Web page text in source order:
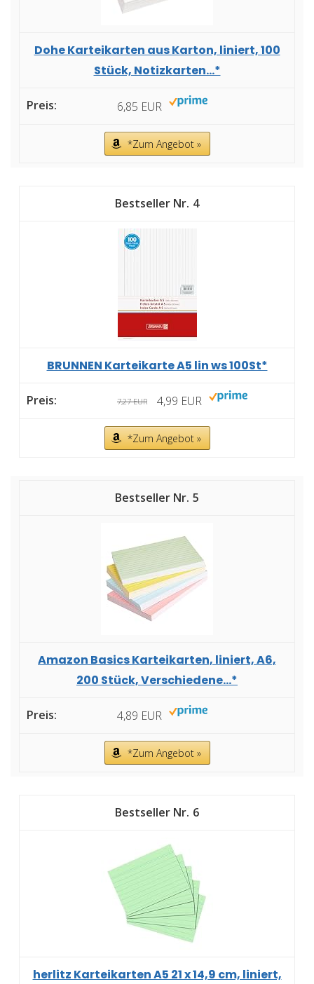
Dohe Karteikarten aus Karton, liniert, 100
Stück, Notizkarten...*
6,85 EUR
*Zum Angebot »
4
BRUNNEN Karteikarte A5 lin ws 100St*
7,27 EUR 4,99 EUR
*Zum Angebot »
5
Amazon Basics Karteikarten, liniert, A6,
200 Stück, Verschiedene...*
4,89 EUR
*Zum Angebot »
6
herlitz Karteikarten A5 21 x 14,9 cm, liniert,